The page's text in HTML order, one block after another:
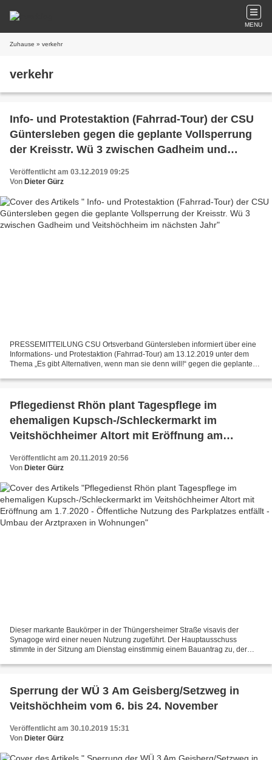
MENU
Zuhause » verkehr
verkehr
Info- und Protestaktion (Fahrrad-Tour) der CSU
Güntersleben gegen die geplante Vollsperrung
der Kreisstr. Wü 3 zwischen Gadheim und
Veröffentlicht am 03.12.2019 09:25
Von Dieter Gürz
PRESSEMITTEILUNG CSU Ortsverband Güntersleben informiert über eine
Informations- und Protestaktion (Fahrrad-Tour) am 13.12.2019 unter dem
Thema „Es gibt Alternativen, wenn man sie denn will!“ gegen die geplante
Pflegedienst Rhön plant Tagespflege im
ehemaligen Kupsch-/Schleckermarkt im
Veitshöchheimer Altort mit Eröffnung am
Veröffentlicht am 20.11.2019 20:56
Von Dieter Gürz
Dieser markante Baukörper in der Thüngersheimer Straße visavis der
Synagoge wird einer neuen Nutzung zugeführt. Der Hauptausschuss
stimmte in der Sitzung am Dienstag einstimmig einem Bauantrag zu, der
Sperrung der WÜ 3 Am Geisberg/Setzweg in
Veitshöchheim vom 6. bis 24. November
Veröffentlicht am 30.10.2019 15:31
Von Dieter Gürz